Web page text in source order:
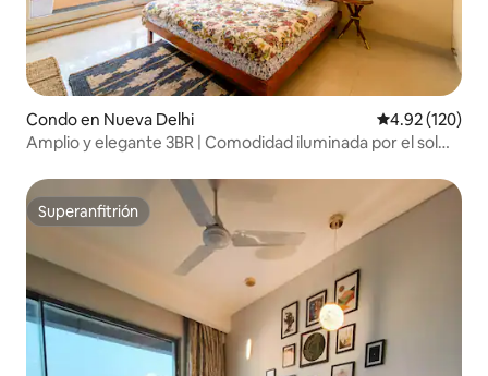
Condo en Nueva Delhi Calificación
4.92 (120)
Amplio y elegante 3BR | Comodidad iluminada por el sol
Superanfitrión
Superanfitrión